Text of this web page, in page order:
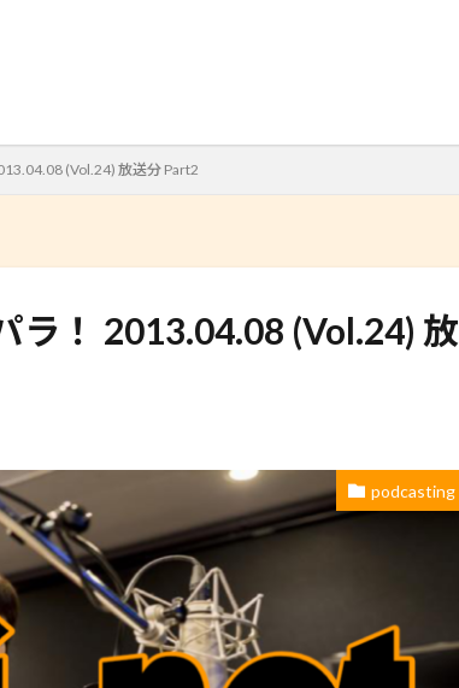
(Vol.24) 放送分 Part2
ラ！ 2013.04.08 (Vol.24) 放
podcasting